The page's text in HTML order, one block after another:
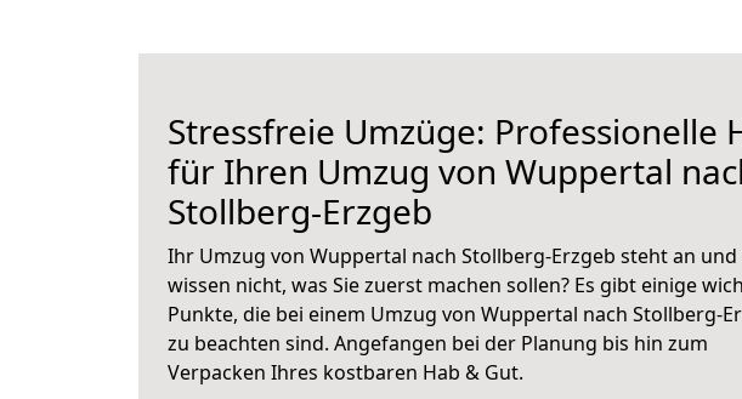
Stressfreie Umzüge: Professionelle
für Ihren Umzug von Wuppertal
Stollberg-Erzgeb
Ihr Umzug von Wuppertal nach Stollberg-Erzgeb steht an und
wissen nicht, was Sie zuerst machen sollen? Es gibt einige
Punkte, die bei einem Umzug von Wuppertal nach Stollberg-
zu beachten sind. Angefangen bei der Planung bis hin zum
Verpacken Ihres kostbaren Hab & Gut.